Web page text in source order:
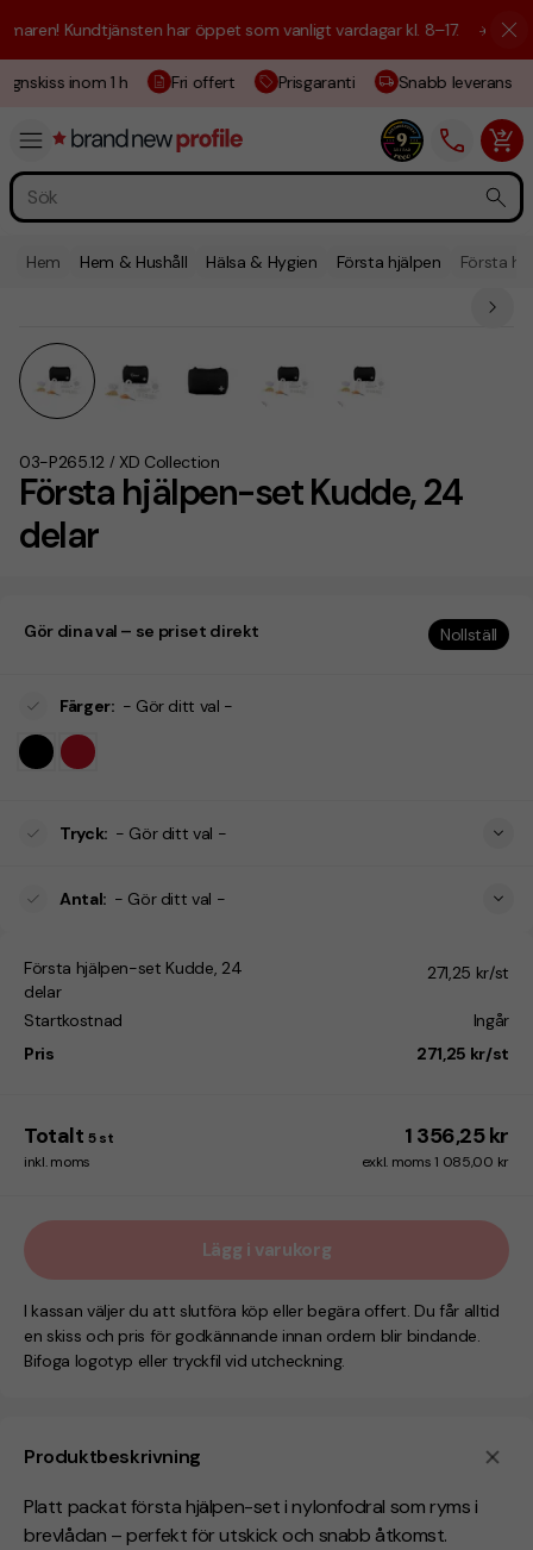
Kundtjänsten har öppet som vanligt vardagar kl. 8–17. ☀️ Vi är
inom 1 h Fri offert Prisgaranti Snabb leverans
Hem Hem & Hushåll Hälsa & Hygien Första hjälpen Första
Första hjälpen-set Kudde, 24
delar
03-P265.12 / XD Collection
Produktbeskrivning
Platt packat första hjälpen-set i nylonfodral som ryms i
brevlådan – perfekt för utskick och snabb åtkomst.
Gör dina val – se priset direkt Nollställ
Färger: - Gör ditt val -
Tryck: - Gör ditt val -
Antal: - Gör ditt val -
Första hjälpen-set Kudde, 24
delar
271,25 kr/st
Startkostnad
Ingår
Pris
271,25 kr/st
Totalt 5 st 1 356,25 kr
inkl. moms exkl. moms 1 085,00 kr
Lägg i varukorg
I kassan väljer du att slutföra köp eller begära offert. Du får alltid
en skiss och pris för godkännande innan ordern blir bindande.
Bifoga logotyp eller tryckfil vid utcheckning.